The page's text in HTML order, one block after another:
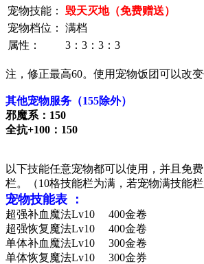
宠物技能：
毁天灭地（免费赠送）
宠物档位：
满档
属性：
3：3：3：3
注，修正最高60。使用宠物饭团可以改变
其他宠物服务（155除外）
邪魔系：150
全抗+100：150
以下技能任意宠物都可以使用，并且免
栏。（10格技能栏为满，若宠物满技能栏
宠物技能表 ：
超强补血魔法Lv10 400金卷
超强恢复魔法Lv10 400金卷
单体补血魔法Lv10 300金卷
单体恢复魔法Lv10 300金券